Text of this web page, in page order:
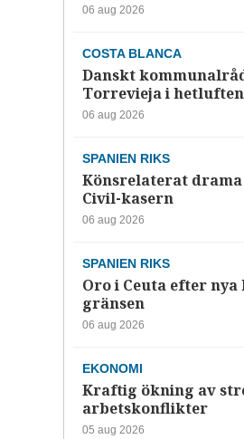
06 aug 2026
COSTA BLANCA
Danskt
Torrevieja i hetluften
06 aug 2026
SPANIEN RIKS
Könsrelaterat
Civil-kasern
06 aug 2026
SPANIEN RIKS
Oro i Ceuta efter
gränsen
06 aug 2026
EKONOMI
Kraftig ökning av
arbetskonflikter
05 aug 2026